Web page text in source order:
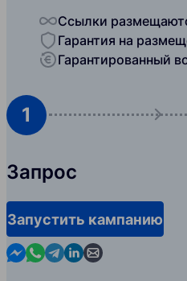
Ссылки
Гарантия на
Гарантированный
1
Запрос
Запустить кампанию
Contact us in Messenger
Contact us in WhatsApp
Contact us in Telegram
Contact us in
Contact us by